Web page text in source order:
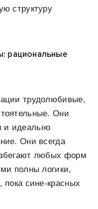
структуру
рациональные
трудолюбивые,
Они
и идеально
Они всегда
любых форм
полны логики,
пока сине-красных